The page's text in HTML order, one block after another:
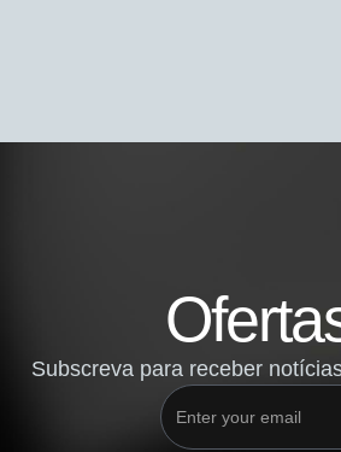
Subscreva para receber